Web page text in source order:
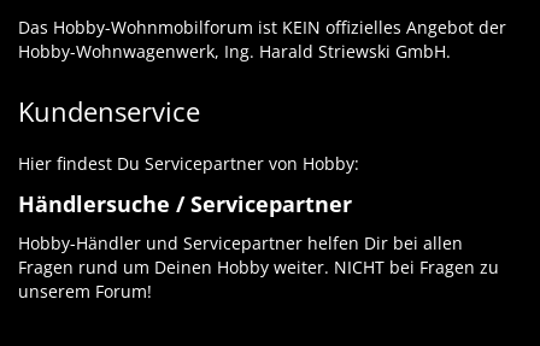
Das Hobby-Wohnmobilforum ist KEIN offizielles Angebot der
Hobby-Wohnwagenwerk, Ing. Harald Striewski GmbH.
Kundenservice
Hier findest Du Servicepartner von Hobby:
Händlersuche / Servicepartner
Hobby-Händler und Servicepartner helfen Dir bei allen
Fragen rund um Deinen Hobby weiter. NICHT bei Fragen zu
unserem Forum!